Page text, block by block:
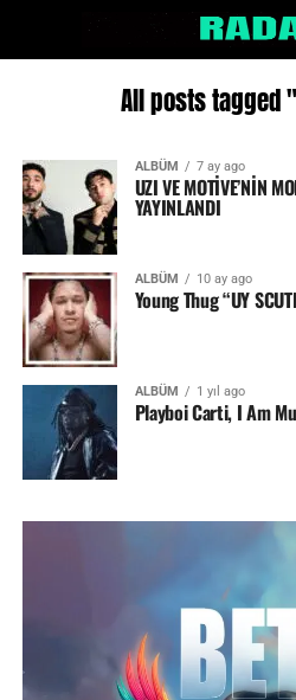
All posts tagged
ALBÜM 7 ay ago
UZI VE MOTİVE’NİN
YAYINLANDI
ALBÜM 10 ay ago
Young Thug “UY
ALBÜM 1 yıl ago
Playboi Carti, I Am